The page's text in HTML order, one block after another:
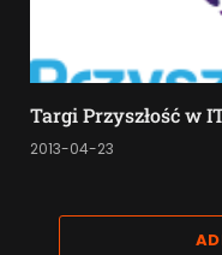
Targi Przyszłość w
2013-04-23